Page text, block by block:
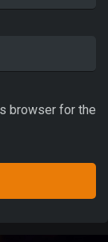
browser for the